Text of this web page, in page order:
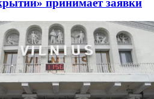
принимает заявки